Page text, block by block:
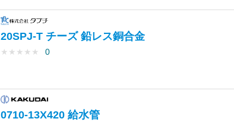
20SPJ-T チーズ 鉛レス銅合金
★ ★ ★ ★ ★ 0
0710-13X420 給水管